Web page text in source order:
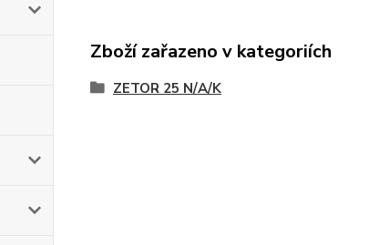
Zboží zařazeno v kategoriích
ZETOR 25 N/A/K